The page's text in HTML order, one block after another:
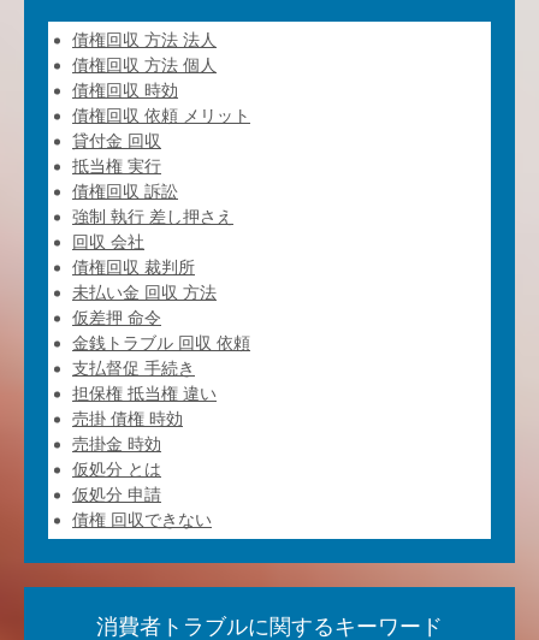
債権回収 方法 法人
債権回収 方法 個人
債権回収 時効
債権回収 依頼 メリット
貸付金 回収
抵当権 実行
債権回収 訴訟
強制 執行 差し押さえ
回収 会社
債権回収 裁判所
未払い金 回収 方法
仮差押 命令
金銭トラブル 回収 依頼
支払督促 手続き
担保権 抵当権 違い
売掛 債権 時効
売掛金 時効
仮処分 とは
仮処分 申請
債権 回収できない
消費者トラブルに関するキーワード